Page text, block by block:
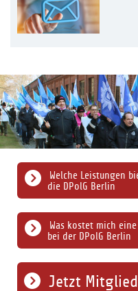
Was kostet mich
bei der DPolG Berlin
Welche Leistungen
die DPolG Berlin
Jetzt